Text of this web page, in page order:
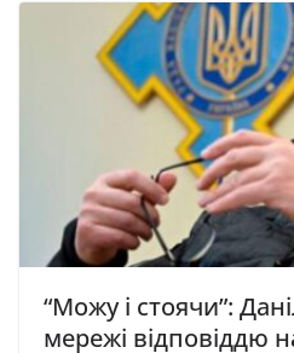
“Можу і стоячи”:
мережі відповіддю